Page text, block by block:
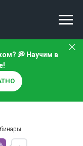
💭 Научим в